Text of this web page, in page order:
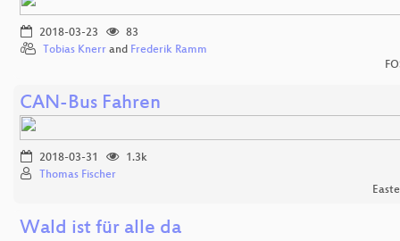
2018-03-23
83
Tobias Knerr and Frederik Ramm
CAN-Bus Fahren
2018-03-31
1.3k
Thomas Fischer
Wald ist für alle da